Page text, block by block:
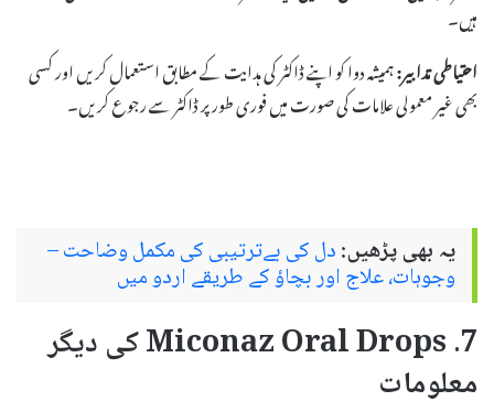
ہیں۔
احتیاطی تدابیر:ہمیشہ دوا کو اپنے ڈاکٹر کی ہدایت کے مطابق استعمال کریں اور کسی
بھی غیر معمولی علامات کی صورت میں فوری طور پر ڈاکٹر سے رجوع کریں۔
یہ بھی پڑھیں:دل کی بےترتیبی کی مکمل وضاحت –
وجوہات، علاج اور بچاؤ کے طریقے اردو میں
7. Miconaz Oral Drops کی دیگر
معلومات